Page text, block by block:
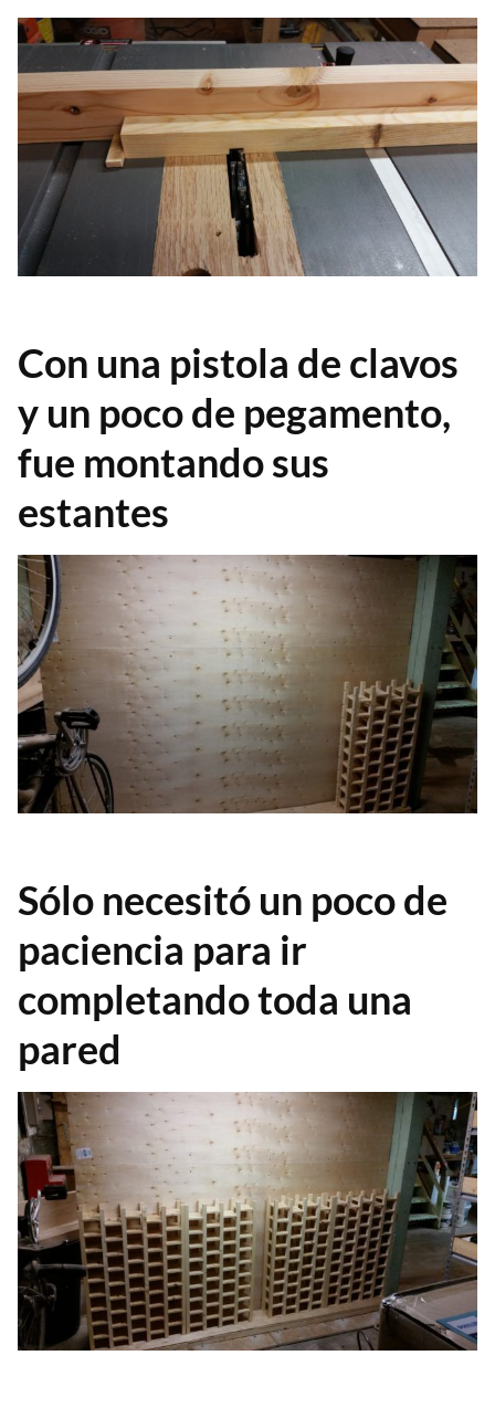
Con una pistola de clavos
y un poco de pegamento,
fue montando sus
estantes
Sólo necesitó un poco de
paciencia para ir
completando toda una
pared